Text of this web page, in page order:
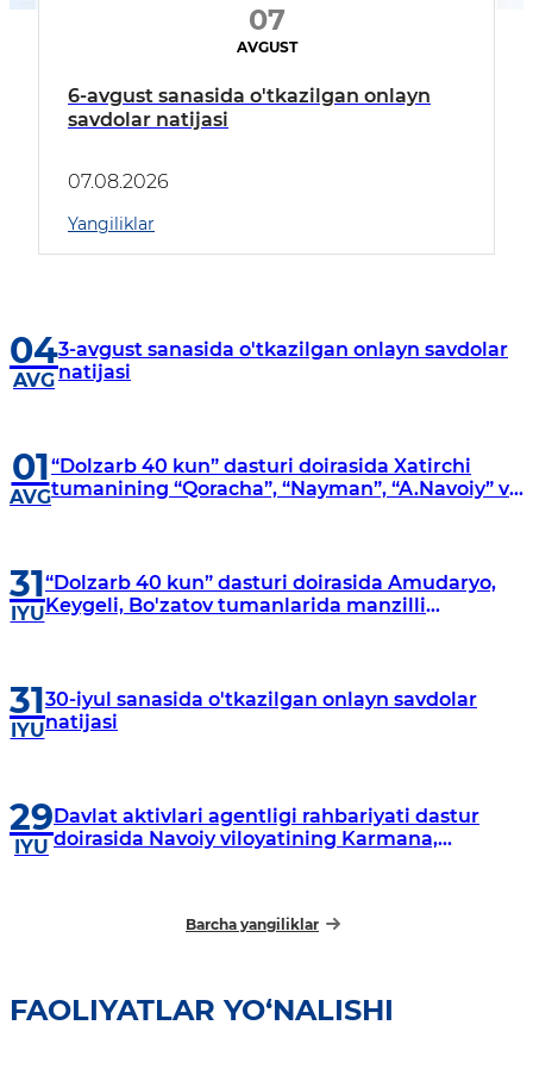
07
AVGUST
6-avgust sanasida o'tkazilgan onlayn
savdolar natijasi
07.08.2026
Yangiliklar
04
AVG
3-avgust sanasida o'tkazilgan onlayn savdolar
natijasi
01
AVG
“Dolzarb 40 kun” dasturi doirasida Xatirchi
tumanining “Qoracha”, “Nayman”, “A.Navoiy” va
31
IYU
“Dolzarb 40 kun” dasturi doirasida Amudaryo,
Keygeli, Bo'zatov tumanlarida manzilli
31
IYU
30-iyul sanasida o'tkazilgan onlayn savdolar
natijasi
29
IYU
Davlat aktivlari agentligi rahbariyati dastur
doirasida Navoiy viloyatining Karmana,
Barcha yangiliklar
FAOLIYATLAR YO‘NALISHI